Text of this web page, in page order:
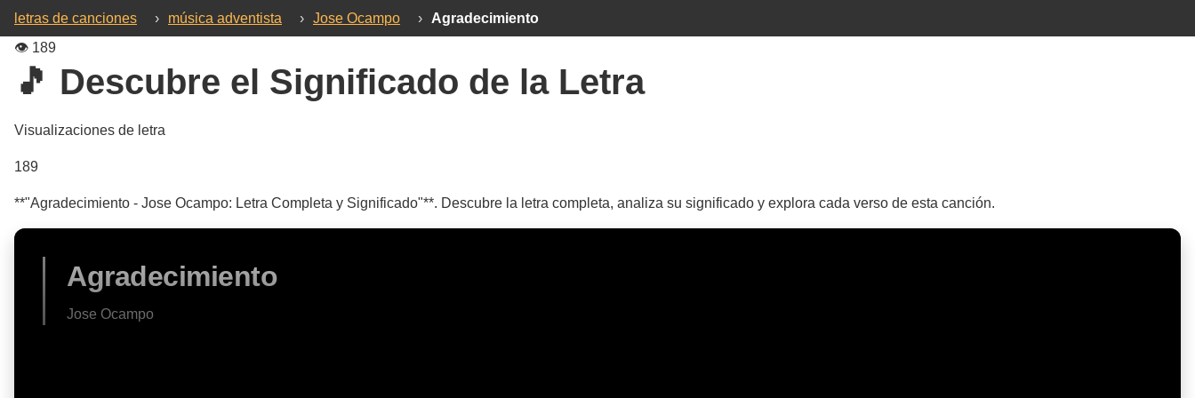
letras de canciones › música adventista › Jose Ocampo ›
Agradecimiento
👁️ 189
🎵 Descubre el Significado de la Letra
Visualizaciones de letra
189
**"Agradecimiento - Jose Ocampo: Letra Completa y Significado"**. Descubre la letra completa, analiza su significado y explora cada verso de esta canción.
Agradecimiento
Jose Ocampo